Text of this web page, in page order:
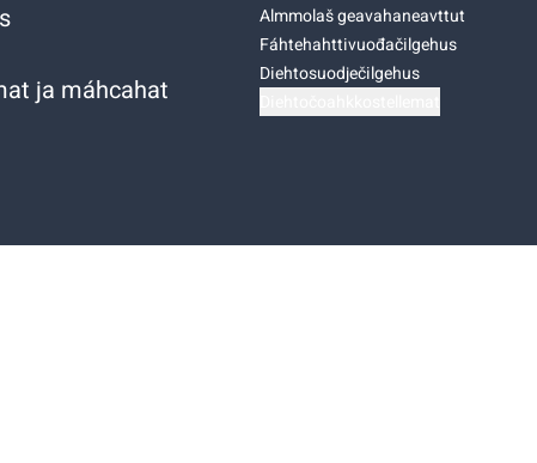
ja máhcahat
Almmolaš geavahaneavttut
Fáhtehahttivuođačilgehus
Diehtosuodječilgehus